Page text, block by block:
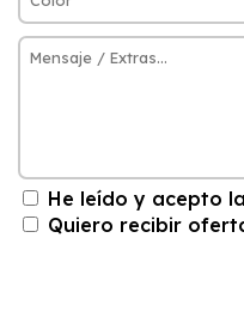
He leído y acepto la
Quiero recibir